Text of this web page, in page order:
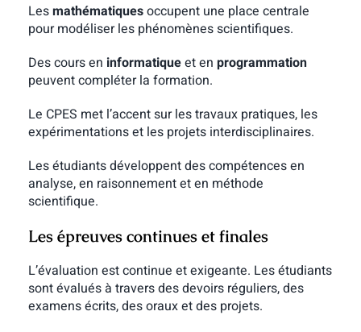
Lesmathématiquesoccupent une place centrale
pour modéliser les phénomènes scientifiques.
Des cours en informatiqueet en programmation
peuvent compléter la formation.
Le CPES met l’accent sur les travaux pratiques, les
expérimentations et les projets interdisciplinaires.
Les étudiants développent des compétences en
analyse, en raisonnement et en méthode
scientifique.
Les épreuves continues et finales
L’évaluation est continue et exigeante. Les étudiants
sont évalués à travers des devoirs réguliers, des
examens écrits, des oraux et des projets.